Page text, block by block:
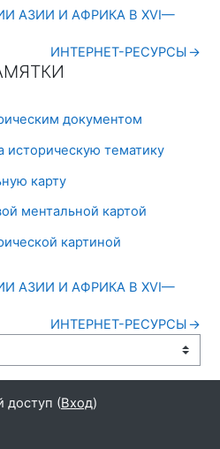
АЗИИ И АФРИКА В ХVI—
ИНТЕРНЕТ-РЕСУРСЫ→
документом
Книга
историческую тематику
Книга
карту
Книга
ментальной картой
Книга
картиной
Книга
АЗИИ И АФРИКА В ХVI—
ИНТЕРНЕТ-РЕСУРСЫ→
доступ (Вход)